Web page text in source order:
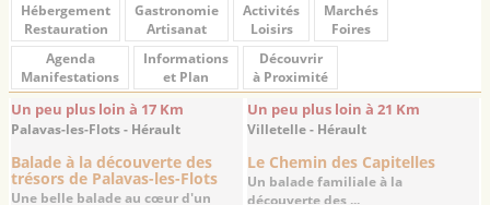
Hébergement
Restauration
Gastronomie
Artisanat
Activités
Loisirs
Marchés
Foires
Agenda
Manifestations
Informations
et Plan
Découvrir
à Proximité
Un peu plus loin à 17 Km
Palavas-les-Flots - Hérault
Balade à la découverte des
trésors de Palavas-les-Flots
Une belle balade au cœur d'un
Un peu plus loin à 21 Km
Villetelle - Hérault
Le Chemin des Capitelles
Un balade familiale à la
découverte des ...